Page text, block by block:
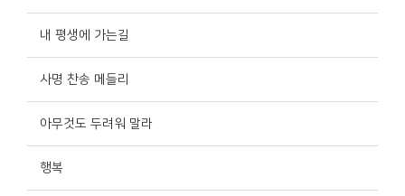
내 평생에 가는길
사명 찬송 메들리
아무것도 두려워 말라
행복